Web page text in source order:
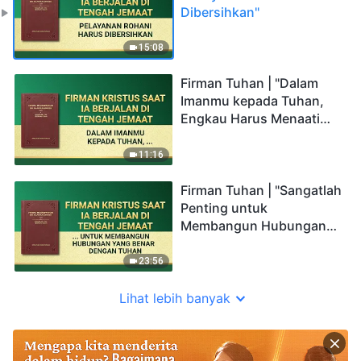
15:08
Dibersihkan"
11:16
Firman Tuhan | "Dalam
Imanmu kepada Tuhan,
Engkau Harus Menaati
23:56
Firman Tuhan | "Sangatlah
Penting untuk
Membangun Hubungan
Lihat lebih banyak